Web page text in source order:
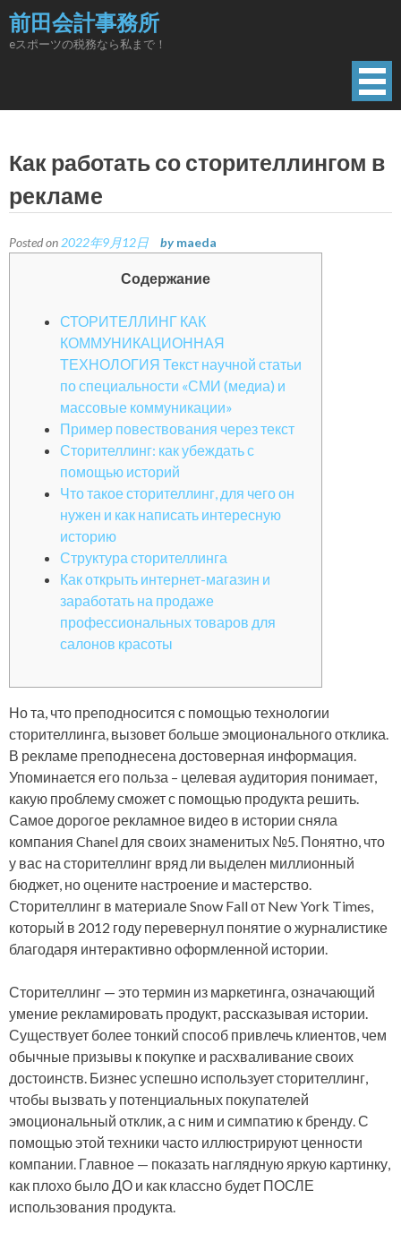
Skip
to
content
前田会計事務所
eスポーツの税務なら私まで！
Как работать со сторителлингом в
рекламе
Posted on 2022年9月12日 by maeda
Содержание
СТОРИТЕЛЛИНГ КАК
КОММУНИКАЦИОННАЯ
ТЕХНОЛОГИЯ Текст научной статьи
по специальности «СМИ (медиа) и
массовые коммуникации»
Пример повествования через текст
Сторителлинг: как убеждать с
помощью историй
Что такое сторителлинг, для чего он
нужен и как написать интересную
историю
Структура сторителлинга
Как открыть интернет-магазин и
заработать на продаже
профессиональных товаров для
салонов красоты
Но та, что преподносится с помощью технологии
сторителлинга, вызовет больше эмоционального отклика.
В рекламе преподнесена достоверная информация.
Упоминается его польза – целевая аудитория понимает,
какую проблему сможет с помощью продукта решить.
Самое дорогое рекламное видео в истории сняла
компания Chanel для своих знаменитых №5. Понятно, что
у вас на сторителлинг вряд ли выделен миллионный
бюджет, но оцените настроение и мастерство.
Сторителлинг в материале Snow Fall от New York Times,
который в 2012 году перевернул понятие о журналистике
благодаря интерактивно оформленной истории.
Сторителлинг — это термин из маркетинга, означающий
умение рекламировать продукт, рассказывая истории.
Существует более тонкий способ привлечь клиентов, чем
обычные призывы к покупке и расхваливание своих
достоинств. Бизнес успешно использует сторителлинг,
чтобы вызвать у потенциальных покупателей
эмоциональный отклик, а с ним и симпатию к бренду. С
помощью этой техники часто иллюстрируют ценности
компании. Главное — показать наглядную яркую картинку,
как плохо было ДО и как классно будет ПОСЛЕ
использования продукта.